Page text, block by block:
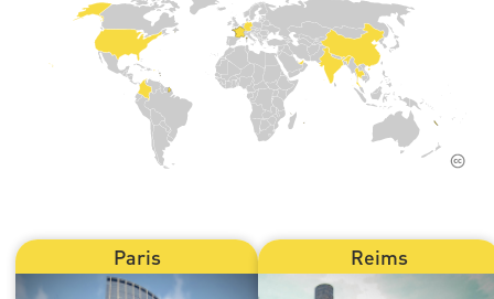
Paris Reims